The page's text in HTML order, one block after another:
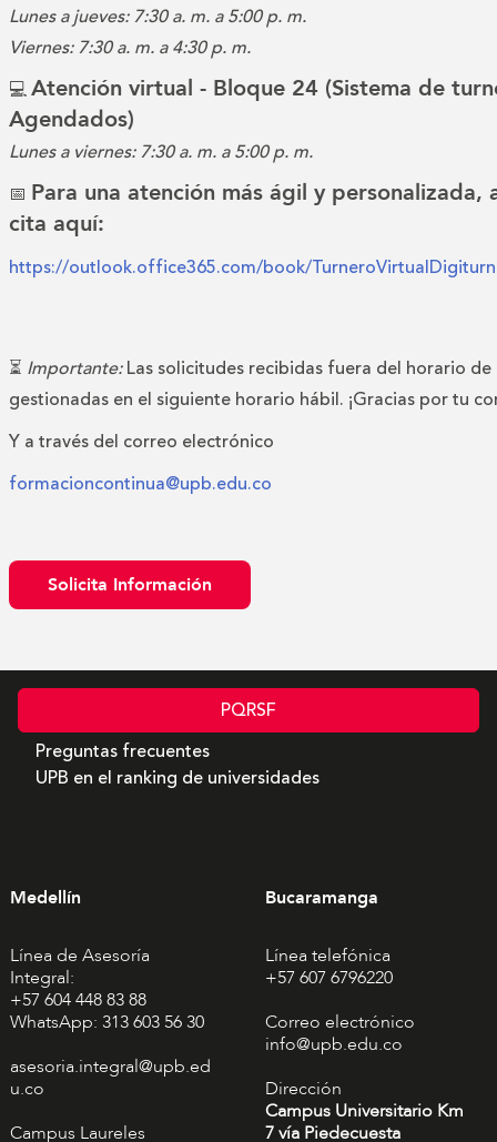
Lunes a jueves: 7:30 a. m. a 5:00 p. m.
Viernes: 7:30 a. m. a 4:30 p. m.
💻Atención virtual - Bloque 24 (Sistema de
Agendados)
Lunes a viernes: 7:30 a. m. a 5:00 p. m.
📅 Para una atención más ágil y personalizada,
cita aquí:
https://outlook.office365.com/book/
⏳ Importante:Las solicitudes recibidas fuera del horario de
gestionadas en el siguiente horario hábil. ¡Gracias por tu
Y a través del correo electrónico
formacioncontinua@upb.edu.co
Solicita Información
PQRSF
Preguntas frecuentes
UPB en el ranking de universidades
Medellín
Línea de Asesoría
Integral:
+57 604 448 83 88
WhatsApp: 313 603 56 30
asesoria.integral@upb.ed
u.co
Campus Laureles
Bucaramanga
Línea telefónica
+57 607 6796220
Correo electrónico
info@upb.edu.co
Dirección
Campus Universitario Km
7 vía Piedecuesta